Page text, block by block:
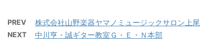
PREV 株式会社山野楽器ヤマノミュージックサロン上尾
NEXT 中川亨・誠ギター教室Ｇ・Ｅ・Ｎ本部